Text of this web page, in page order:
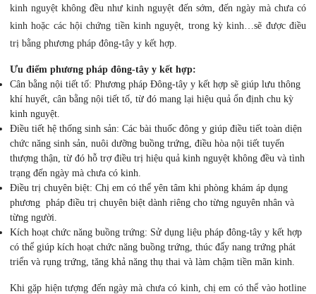
kinh nguyệt không đều như kinh nguyệt đến sớm, đến ngày mà chưa có
kinh hoặc các hội chứng tiền kinh nguyệt, trong kỳ kinh…sẽ được điều
trị bằng phương pháp đông-tây y kết hợp.
Ưu điểm phương pháp đông-tây y kết hợp:
Cân bằng nội tiết tố: Phương pháp Đông-tây y kết hợp sẽ giúp lưu thông
khí huyết, cân bằng nội tiết tố, từ đó mang lại hiệu quả ổn định chu kỳ
kinh nguyệt.
Điều tiết hệ thống sinh sản: Các bài thuốc đông y giúp điều tiết toàn diện
chức năng sinh sản, nuôi dưỡng buồng trứng, điều hòa nội tiết tuyến
thượng thận, từ đó hỗ trợ điều trị hiệu quả kinh nguyệt không đều và tình
trạng đến ngày mà chưa có kinh.
Điều trị chuyên biệt: Chị em có thể yên tâm khi phòng khám áp dụng
phương pháp điều trị chuyên biệt dành riêng cho từng nguyên nhân và
từng người.
Kích hoạt chức năng buồng trứng: Sử dụng liệu pháp đông-tây y kết hợp
có thể giúp kích hoạt chức năng buồng trứng, thúc đẩy nang trứng phát
triển và rụng trứng, tăng khả năng thụ thai và làm chậm tiền mãn kinh.
Khi gặp hiện tượng đến ngày mà chưa có kinh, chị em có thể vào hotline